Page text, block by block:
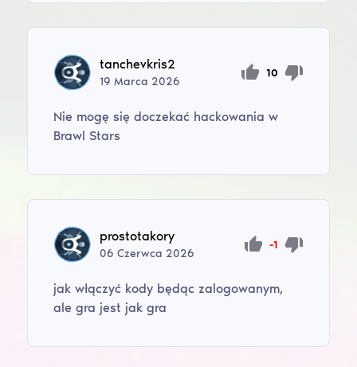
tanchevkris2
19Marca 2026
10
Nie mogę się doczekać hackowania w
Brawl Stars
prostotakory
06Czerwca 2026
-1
jak włączyć kody będąc zalogowanym,
ale gra jest jak gra